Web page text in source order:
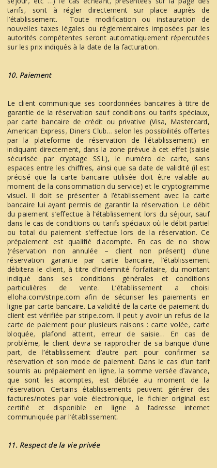
tarifs, sont à régler directement sur place auprès de
l’établissement. Toute modification ou instauration de
nouvelles taxes légales ou réglementaires imposées par les
autorités compétentes seront automatiquement répercutées
sur les prix indiqués à la date de la facturation.
10. Paiement
Le client communique ses coordonnées bancaires à titre de
garantie de la réservation sauf conditions ou tarifs spéciaux,
par carte bancaire de crédit ou privative (Visa, Mastercard,
American Express, Diners Club… selon les possibilités offertes
par la plateforme de réservation de l'établissement) en
indiquant directement, dans la zone prévue à cet effet (saisie
sécurisée par cryptage SSL), le numéro de carte, sans
espaces entre les chiffres, ainsi que sa date de validité (il est
précisé que la carte bancaire utilisée doit être valable au
moment de la consommation du service) et le cryptogramme
visuel. Il doit se présenter à l’établissement avec la carte
bancaire lui ayant permis de garantir la réservation. Le débit
du paiement s’effectue à l’établissement lors du séjour, sauf
dans le cas de conditions ou tarifs spéciaux où le débit partiel
ou total du paiement s’effectue lors de la réservation. Ce
prépaiement est qualifié d'acompte. En cas de no show
(réservation non annulée – client non présent) d’une
réservation garantie par carte bancaire, l’établissement
débitera le client, à titre d’indemnité forfaitaire, du montant
indiqué dans ses conditions générales et conditions
particulières de vente. L’établissement a choisi
elloha.com/stripe.com afin de sécuriser les paiements en
ligne par carte bancaire. La validité de la carte de paiement du
client est vérifiée par stripe.com. Il peut y avoir un refus de la
carte de paiement pour plusieurs raisons : carte volée, carte
bloquée, plafond atteint, erreur de saisie… En cas de
problème, le client devra se rapprocher de sa banque d’une
part, de l’établissement d’autre part pour confirmer sa
réservation et son mode de paiement. Dans le cas d’un tarif
soumis au prépaiement en ligne, la somme versée d’avance,
que sont les acomptes, est débitée au moment de la
réservation. Certains établissements peuvent générer des
factures/notes par voie électronique, le fichier original est
certifié et disponible en ligne à l’adresse internet
communiquée par l’établissement.
11. Respect de la vie privée